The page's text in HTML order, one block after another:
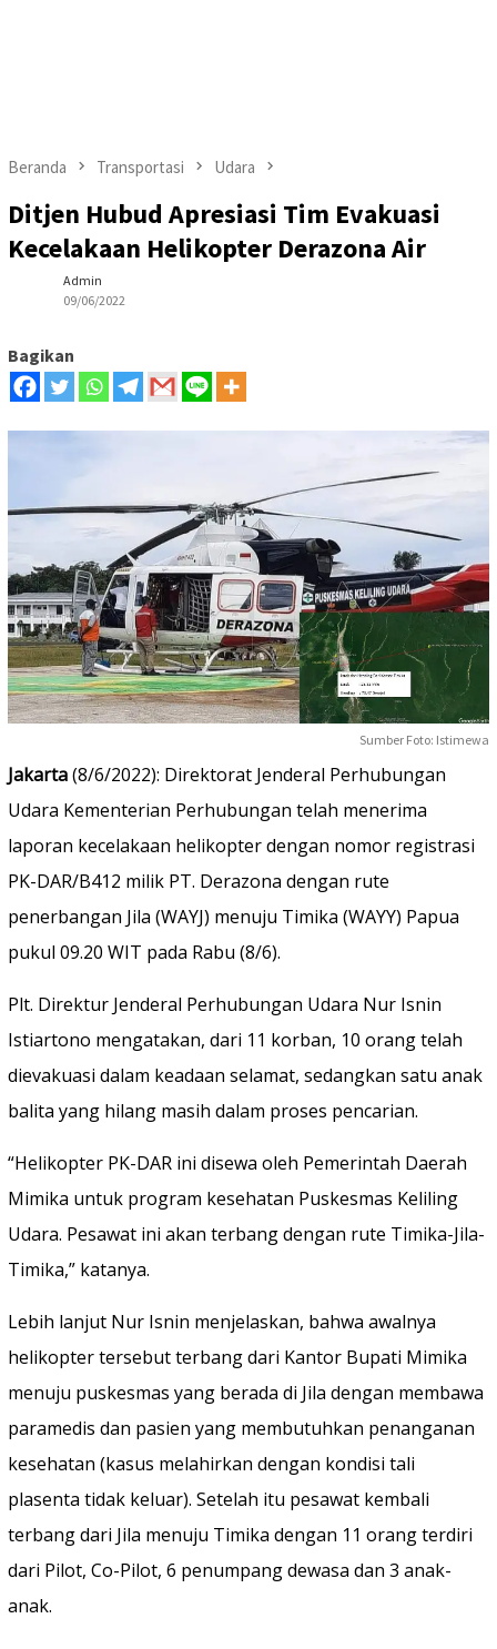
Beranda Transportasi Udara
Ditjen Hubud Apresiasi Tim Evakuasi
Kecelakaan Helikopter Derazona Air
Admin
09/06/2022
Bagikan
Sumber Foto: Istimewa
Jakarta(8/6/2022): Direktorat Jenderal Perhubungan
Udara Kementerian Perhubungan telah menerima
laporan kecelakaan helikopter dengan nomor registrasi
PK-DAR/B412 milik PT. Derazona dengan rute
penerbangan Jila (WAYJ) menuju Timika (WAYY) Papua
pukul 09.20 WIT pada Rabu (8/6).
Plt. Direktur Jenderal Perhubungan Udara Nur Isnin
Istiartono mengatakan, dari 11 korban, 10 orang telah
dievakuasi dalam keadaan selamat, sedangkan satu anak
balita yang hilang masih dalam proses pencarian.
“Helikopter PK-DAR ini disewa oleh Pemerintah Daerah
Mimika untuk program kesehatan Puskesmas Keliling
Udara. Pesawat ini akan terbang dengan rute Timika-Jila-
Timika,” katanya.
Lebih lanjut Nur Isnin menjelaskan, bahwa awalnya
helikopter tersebut terbang dari Kantor Bupati Mimika
menuju puskesmas yang berada di Jila dengan membawa
paramedis dan pasien yang membutuhkan penanganan
kesehatan (kasus melahirkan dengan kondisi tali
plasenta tidak keluar). Setelah itu pesawat kembali
terbang dari Jila menuju Timika dengan 11 orang terdiri
dari Pilot, Co-Pilot, 6 penumpang dewasa dan 3 anak-
anak.